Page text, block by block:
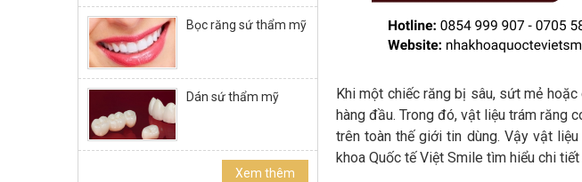
Bọc răng sứ thẩm mỹ
Dán sứ thẩm mỹ
Xem thêm
Khi một chiếc răng bị sâu, sứt mẻ
hàng đầu. Trong đó, vật liệu trám răng
trên toàn thế giới tin dùng. Vậy vật
khoa Quốc tế Việt Smile tìm hiểu chi